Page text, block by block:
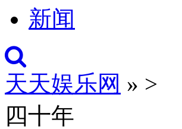
新闻
天天娱乐网 » >
四十年